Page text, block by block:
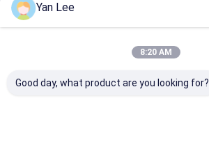
Prodotti Raccomandati
Yan Lee
8:20 AM
Good day, what product are you looking for?